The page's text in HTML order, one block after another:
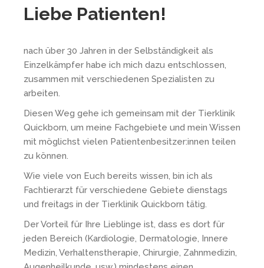
Liebe Patienten!
nach über 30 Jahren in der Selbständigkeit als
Einzelkämpfer habe ich mich dazu entschlossen,
zusammen mit verschiedenen Spezialisten zu
arbeiten.
Diesen Weg gehe ich gemeinsam mit der Tierklinik
Quickborn, um meine Fachgebiete und mein Wissen
mit möglichst vielen Patientenbesitzer:innen teilen
zu können.
Wie viele von Euch bereits wissen, bin ich als
Fachtierarzt für verschiedene Gebiete dienstags
und freitags in der Tierklinik Quickborn tätig.
Der Vorteil für Ihre Lieblinge ist, dass es dort für
jeden Bereich (Kardiologie, Dermatologie, Innere
Medizin, Verhaltenstherapie, Chirurgie, Zahnmedizin,